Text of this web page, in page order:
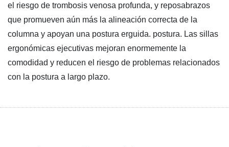
el riesgo de trombosis venosa profunda, y reposabrazos
que promueven aún más la alineación correcta de la
columna y apoyan una postura erguida. postura. Las sillas
ergonómicas ejecutivas mejoran enormemente la
comodidad y reducen el riesgo de problemas relacionados
con la postura a largo plazo.